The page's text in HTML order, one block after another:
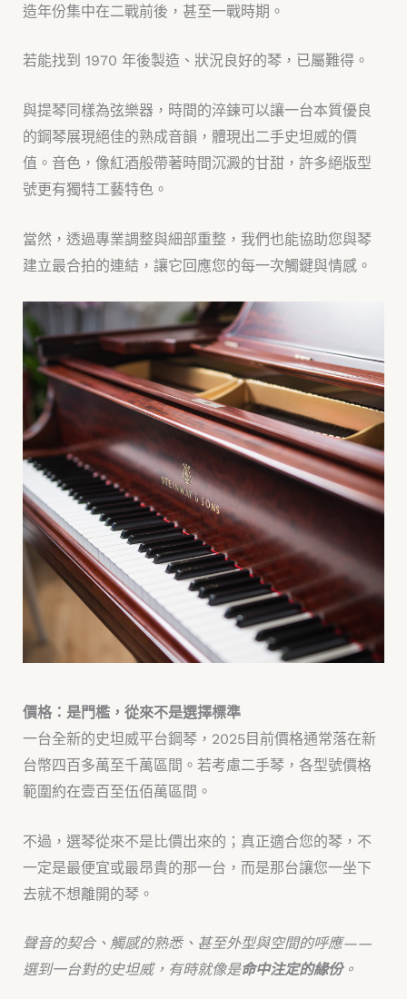
造年份集中在二戰前後，甚至一戰時期。
若能找到 1970 年後製造、狀況良好的琴，已屬難得。
與提琴同樣為弦樂器，時間的淬鍊可以讓一台本質優良
的鋼琴展現絕佳的熟成音韻，體現出二手史坦威的價
值。音色，像紅酒般帶著時間沉澱的甘甜，許多絕版型
號更有獨特工藝特色。
當然，透過專業調整與細部重整，我們也能協助您與琴
建立最合拍的連結，讓它回應您的每一次觸鍵與情感。
價格：是門檻，從來不是選擇標準
一台全新的史坦威平台鋼琴，2025目前價格通常落在新
台幣四百多萬至千萬區間。若考慮二手琴，各型號價格
範圍約在壹百至伍佰萬區間。
不過，選琴從來不是比價出來的；真正適合您的琴，不
一定是最便宜或最昂貴的那一台，而是那台讓您一坐下
去就不想離開的琴。
聲音的契合、觸感的熟悉、甚至外型與空間的呼應——
選到一台對的史坦威，有時就像是命中注定的緣份。